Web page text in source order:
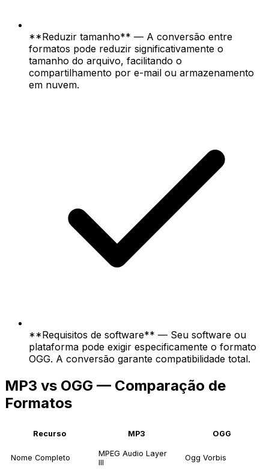
**Reduzir tamanho** — A conversão entre
formatos pode reduzir significativamente o
tamanho do arquivo, facilitando o
compartilhamento por e-mail ou armazenamento
em nuvem.
**Requisitos de software** — Seu software ou
plataforma pode exigir especificamente o formato
OGG. A conversão garante compatibilidade total.
MP3 vs OGG — Comparação de
Formatos
Recurso MP3 OGG
Nome Completo
MPEG Audio Layer
III
Ogg Vorbis